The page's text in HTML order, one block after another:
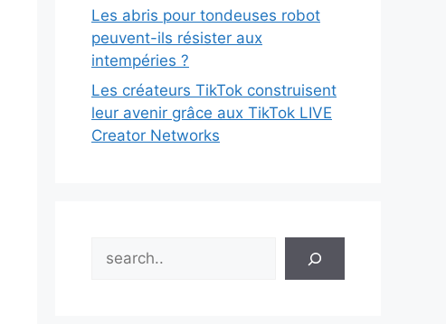
Les abris pour tondeuses robot
peuvent-ils résister aux
intempéries ?
Les créateurs TikTok construisent
leur avenir grâce aux TikTok LIVE
Creator Networks